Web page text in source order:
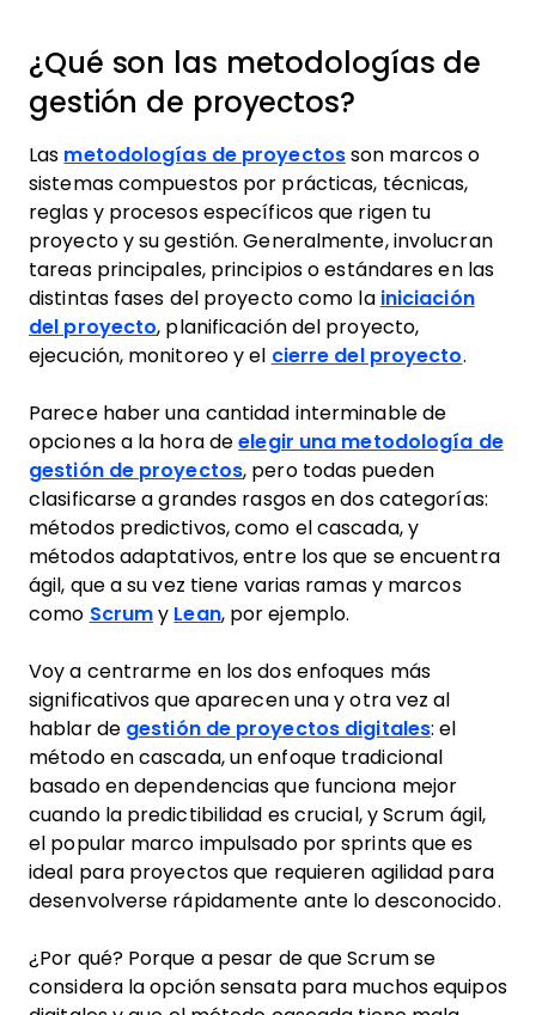
¿Qué son las metodologías de
gestión de proyectos?
Las metodologías de proyectosson marcos o
sistemas compuestos por prácticas, técnicas,
reglas y procesos específicos que rigen tu
proyecto y su gestión. Generalmente, involucran
tareas principales, principios o estándares en las
distintas fases del proyecto como la iniciación
del proyecto, planificación del proyecto,
ejecución, monitoreo y el cierre del proyecto.
Parece haber una cantidad interminable de
opciones a la hora deelegir una metodología de
gestión de proyectos, pero todas pueden
clasificarse a grandes rasgos en dos categorías:
métodos predictivos, como el cascada, y
métodos adaptativos, entre los que se encuentra
ágil, que a su vez tiene varias ramas y marcos
como Scrum y Lean, por ejemplo.
Voy a centrarme en los dos enfoques más
significativos que aparecen una y otra vez al
hablar de gestión de proyectos digitales: el
método en cascada, un enfoque tradicional
basado en dependencias que funciona mejor
cuando la predictibilidad es crucial, y Scrum ágil,
el popular marco impulsado por sprints que es
ideal para proyectos que requieren agilidad para
desenvolverse rápidamente ante lo desconocido.
¿Por qué? Porque a pesar de que Scrum se
considera la opción sensata para muchos equipos